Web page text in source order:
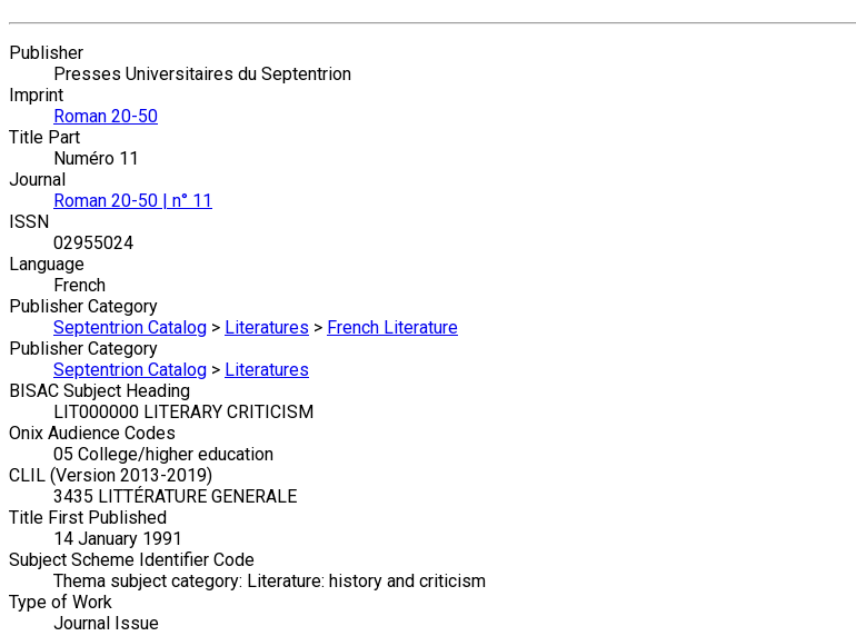
Publisher
Presses Universitaires du Septentrion
Imprint
Roman 20-50
Title Part
Numéro 11
Journal
Roman 20-50 | n° 11
ISSN
02955024
Language
French
Publisher Category
Septentrion Catalog > Literatures > French Literature
Publisher Category
Septentrion Catalog > Literatures
BISAC Subject Heading
LIT000000 LITERARY CRITICISM
Onix Audience Codes
05 College/higher education
CLIL (Version 2013-2019)
3435 LITTÉRATURE GENERALE
Title First Published
14 January 1991
Subject Scheme Identifier Code
Thema subject category: Literature: history and criticism
Type of Work
Journal Issue